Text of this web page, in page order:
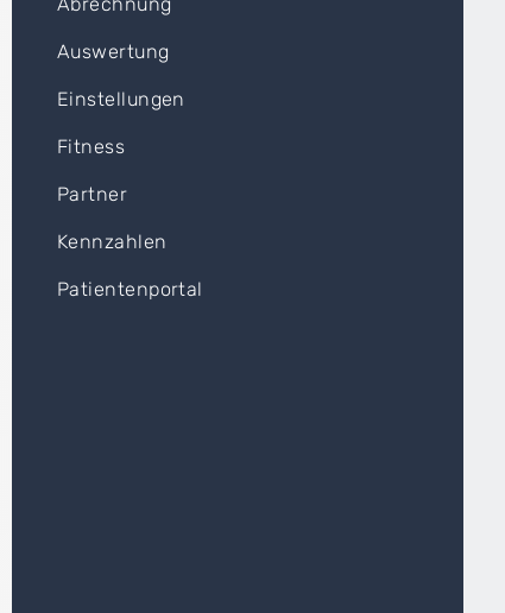
Auswertung
Einstellungen
Fitness
Partner
Kennzahlen
Patientenportal